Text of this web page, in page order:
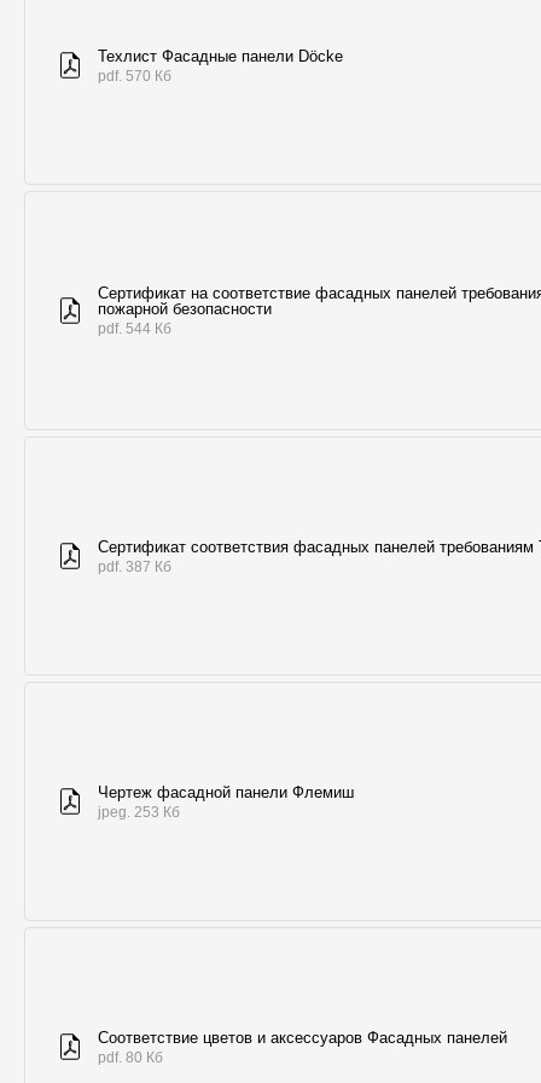
Техлист Фасадные панели Döcke
pdf. 570 Кб
Сертификат на соответствие фасадных панелей
пожарной безопасности
pdf. 544 Кб
Сертификат соответствия фасадных панелей требованиям
pdf. 387 Кб
Чертеж фасадной панели Флемиш
jpeg. 253 Кб
Соответствие цветов и аксессуаров Фасадных панелей
pdf. 80 Кб